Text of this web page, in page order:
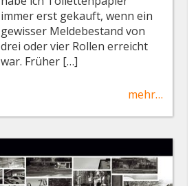
immer erst gekauft, wenn ein
gewisser Meldebestand von
drei oder vier Rollen erreicht
war. Früher […]
mehr…